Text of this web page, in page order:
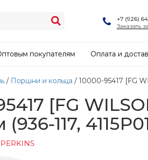
+7 (926)
Заказать
покупателям Оплата и
/ Поршни и кольца / 10000-95417 [FG
[FG
117,
PERKINS